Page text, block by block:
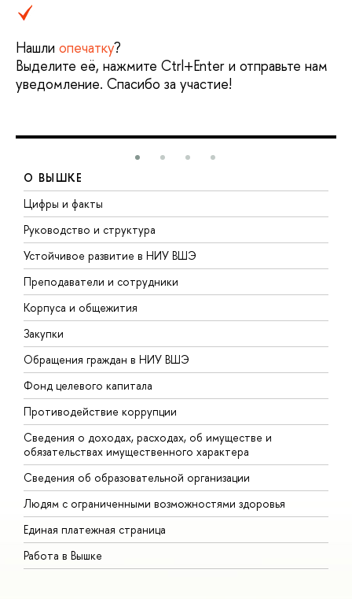
Нашли опечатку?
Выделите её, нажмите Ctrl+Enter и отправьте нам
уведомление. Спасибо за участие!
О ВЫШКЕ
Цифры и факты
Руководство и структура
Устойчивое развитие в НИУ ВШЭ
Преподаватели и сотрудники
Корпуса и общежития
Закупки
Обращения граждан в НИУ ВШЭ
Фонд целевого капитала
Противодействие коррупции
Сведения о доходах, расходах, об имуществе и
обязательствах имущественного характера
Сведения об образовательной организации
Людям с ограниченными возможностями здоровья
Единая платежная страница
Работа в Вышке